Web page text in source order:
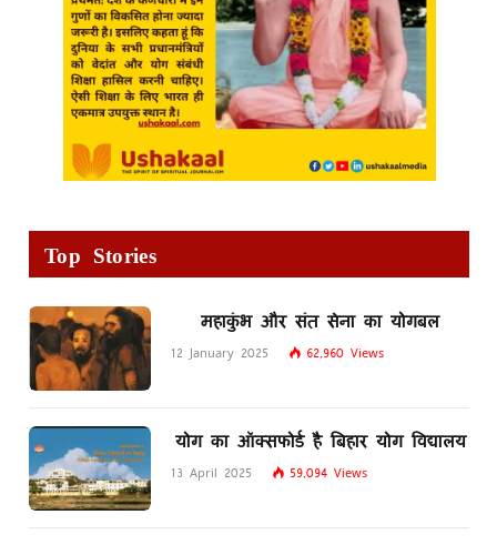
Top Stories
महाकुंभ और संत सेना का योगबल
12 January 2025 62,960 Views
योग का ऑक्सफोर्ड है बिहार योग विद्यालय
13 April 2025 59,094 Views